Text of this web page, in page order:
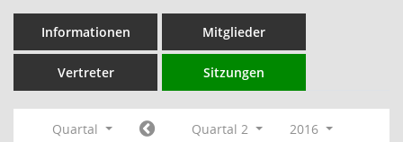
Informationen Mitglieder
Vertreter Sitzungen
Quartal Quartal 2
2016